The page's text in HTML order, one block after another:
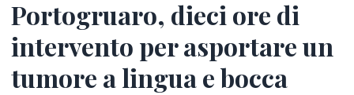
Portogruaro, dieci ore di
intervento per asportare un
tumore a lingua e bocca